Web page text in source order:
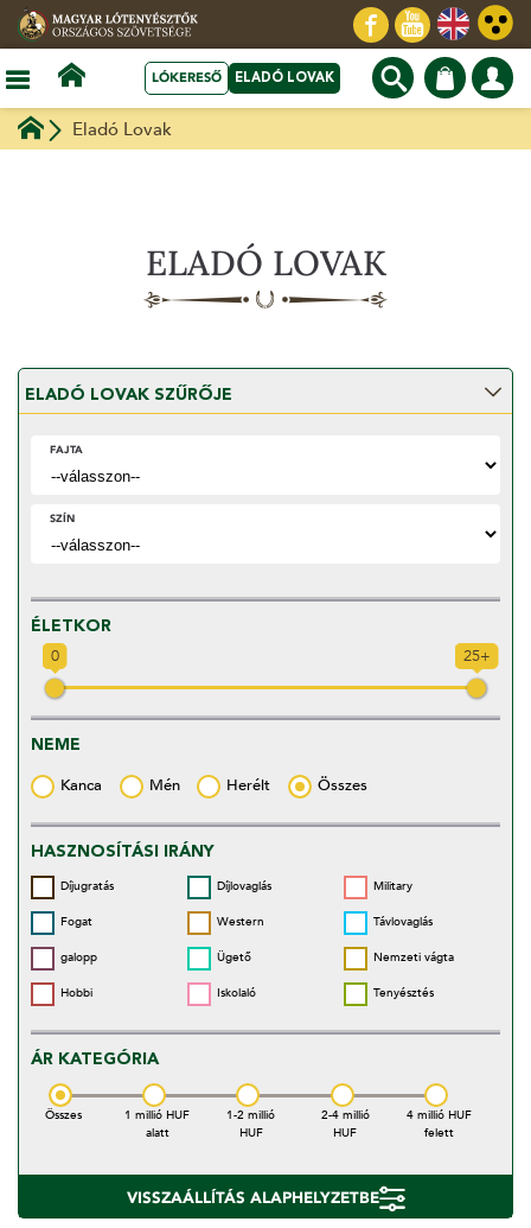
LÓKERESŐ ELADÓ LOVAK
Eladó Lovak
ELADÓ LOVAK
ELADÓ LOVAK SZŰRŐJE
FAJTA
SZÍN
ÉLETKOR
0 25+
NEME
Kanca Mén Herélt Összes
HASZNOSÍTÁSI IRÁNY
Díjugratás Díjlovaglás Military
Fogat Western Távlovaglás
galopp Ügető Nemzeti vágta
Hobbi Iskolaló Tenyésztés
ÁR KATEGÓRIA
Összes
1 millió HUF
alatt
1-2 millió
HUF
2-4 millió
HUF
4 millió HUF
felett
VISSZAÁLLÍTÁS ALAPHELYZETBE